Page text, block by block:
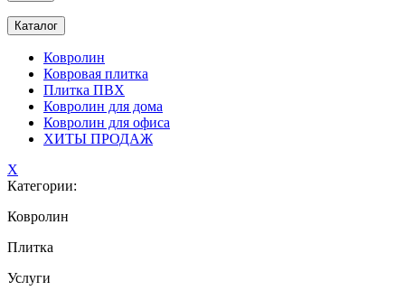
Каталог
Ковролин
Ковровая плитка
Плитка ПВХ
Ковролин для дома
Ковролин для офиса
ХИТЫ ПРОДАЖ
X
Категории:
Ковролин
Плитка
Услуги